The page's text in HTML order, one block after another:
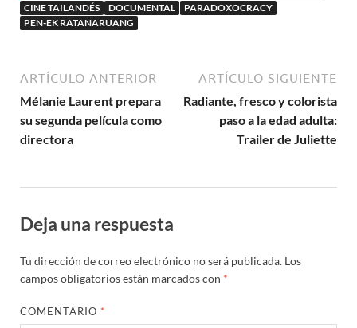
CINE TAILANDÉS
DOCUMENTAL
PARADOXOCRACY
PEN-EK RATANARUANG
ARTÍCULO ANTERIOR
Mélanie Laurent prepara
su segunda película como
directora
ARTÍCULO SIGUIENTE
Radiante, fresco y colorista
paso a la edad adulta:
Trailer de Juliette
Deja una respuesta
Tu dirección de correo electrónico no será publicada. Los
campos obligatorios están marcados con *
COMENTARIO *